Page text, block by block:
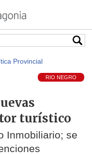
Provincial
RIO NEGRO
turístico
Inmobiliario; se